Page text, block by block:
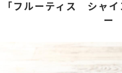
商品情報
「フルーティス シャイ
ー